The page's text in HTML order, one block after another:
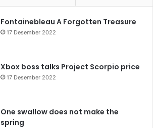
Fontainebleau A Forgotten Treasure
17 Desember 2022
Xbox boss talks Project Scorpio price
17 Desember 2022
One swallow does not make the
spring